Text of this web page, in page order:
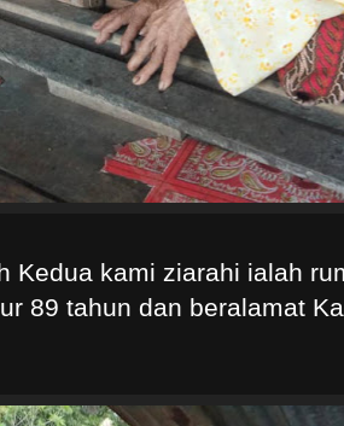
Kedua kami ziarahi ialah
89 tahun dan beralamat